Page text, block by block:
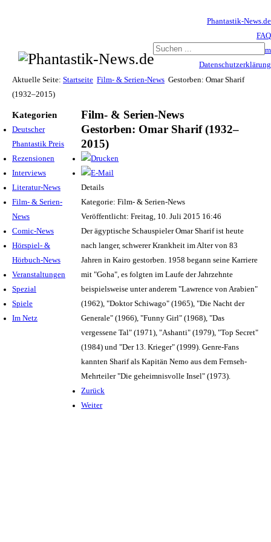
Phantastik-News.de
FAQ
Impressum
Datenschutzerklärung
Haftungsausschluss
Aktuelle Seite: Startseite Film- & Serien-News Gestorben: Omar Sharif
(1932–2015)
Kategorien
Deutscher
Phantastik Preis
Rezensionen
Interviews
Literatur-News
Film- & Serien-
News
Comic-News
Hörspiel- &
Hörbuch-News
Veranstaltungen
Spezial
Spiele
Im Netz
Film- & Serien-News
Gestorben: Omar Sharif (1932–
2015)
Details
Kategorie: Film- & Serien-News
Veröffentlicht: Freitag, 10. Juli 2015 16:46
Der ägyptische Schauspieler Omar Sharif ist heute
nach langer, schwerer Krankheit im Alter von 83
Jahren in Kairo gestorben. 1958 begann seine Karriere
mit "Goha", es folgten im Laufe der Jahrzehnte
beispielsweise unter anderem "Lawrence von Arabien"
(1962), "Doktor Schiwago" (1965), "Die Nacht der
Generale" (1966), "Funny Girl" (1968), "Das
vergessene Tal" (1971), "Ashanti" (1979), "Top Secret"
(1984) und "Der 13. Krieger" (1999). Genre-Fans
kannten Sharif als Kapitän Nemo aus dem Fernseh-
Mehrteiler "Die geheimnisvolle Insel" (1973).
Zurück
Weiter